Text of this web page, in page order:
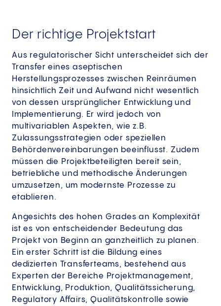
Der richtige Projektstart
Aus regulatorischer Sicht unterscheidet sich der
Transfer eines aseptischen
Herstellungsprozesses zwischen Reinräumen
hinsichtlich Zeit und Aufwand nicht wesentlich
von dessen ursprünglicher Entwicklung und
Implementierung. Er wird jedoch von
multivariablen Aspekten, wie z.B.
Zulassungsstrategien oder speziellen
Behördenvereinbarungen beeinflusst. Zudem
müssen die Projektbeteiligten bereit sein,
betriebliche und methodische Änderungen
umzusetzen, um modernste Prozesse zu
etablieren.
Angesichts des hohen Grades an Komplexität
ist es von entscheidender Bedeutung das
Projekt von Beginn an ganzheitlich zu planen.
Ein erster Schritt ist die Bildung eines
dedizierten Transferteams, bestehend aus
Experten der Bereiche Projektmanagement,
Entwicklung, Produktion, Qualitätssicherung,
Regulatory Affairs, Qualitätskontrolle sowie